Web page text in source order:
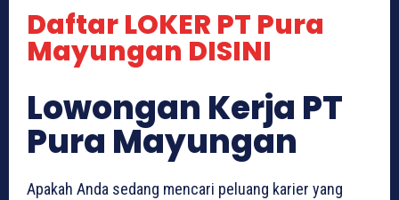
Daftar LOKER PT Pura
Mayungan DISINI
Lowongan Kerja PT
Pura Mayungan
Apakah Anda sedang mencari peluang karier yang